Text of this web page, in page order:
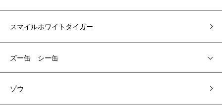
スマイルホワイトタイガー
ズー缶 シー缶
ゾウ